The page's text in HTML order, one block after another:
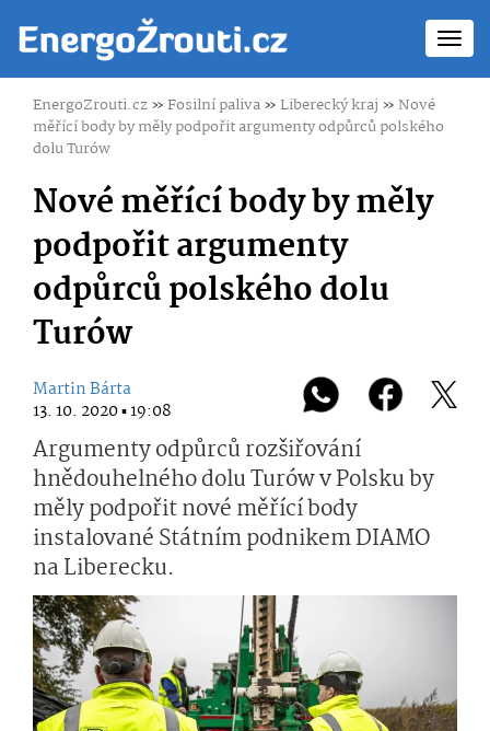
EnergoZrouti.cz»Fosilní paliva»Liberecký kraj »Nové
měřící body by měly podpořit argumenty odpůrců polského
dolu Turów
Nové měřící body by měly
podpořit argumenty
odpůrců polského dolu
Turów
Martin Bárta
13. 10. 2020 ▪ 19:08
Argumenty odpůrců rozšiřování
hnědouhelného dolu Turów v Polsku by
měly podpořit nové měřící body
instalované Státním podnikem DIAMO
na Liberecku.